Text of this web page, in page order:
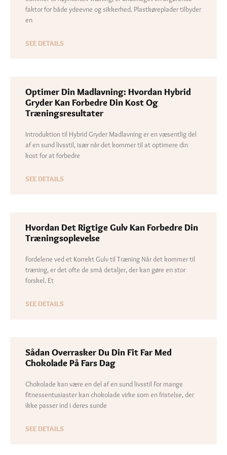
faktor for både ydeevne og sikkerhed. Plastkøreplader tilbyder
en
SEE DETAILS
Optimer Din Madlavning: Hvordan Hybrid
Gryder Kan Forbedre Din Kost Og
Træningsresultater
Introduktion til Hybrid Gryder Madlavning er en væsentlig del
af en sund livsstil, især når det kommer til at optimere din
kost for at forbedre
SEE DETAILS
Hvordan Det Rigtige Gulv Kan Forbedre Din
Træningsoplevelse
Fordelene ved et Korrekt Gulv til Træning Når det kommer til
træning, er det ofte de små detaljer, der kan gøre en stor
forskel. Et
SEE DETAILS
Sådan Overrasker Du Din Fit Far Med
Chokolade På Fars Dag
Chokolade kan være en del af en sund livsstil For mange
fitnessentusiaster kan chokolade virke som en fristelse, der
ikke passer ind i deres sunde
SEE DETAILS